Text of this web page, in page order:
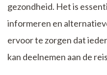
gezondheid. Het is
informeren en
ervoor te zorgen dat
kan deelnemen aan de